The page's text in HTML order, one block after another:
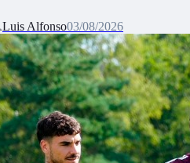
Luis Alfonso03/08/2026